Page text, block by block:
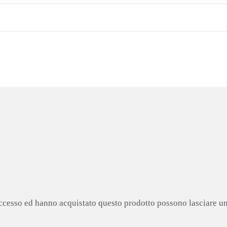
ed hanno acquistato questo prodotto possono lasciare